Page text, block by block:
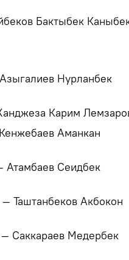
Бактыбек
Нурланбек
Карим
Аманкан
Атамбаев Сеидбек
Таштанбеков Акбокон
Саккараев Медербек